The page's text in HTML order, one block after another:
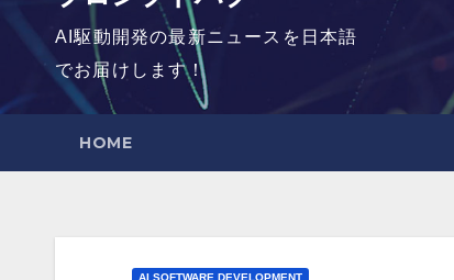
AI駆動開発の最新ニュースを日本語
でお届けします！
HOME
AI SOFTWARE DEVELOPMENT